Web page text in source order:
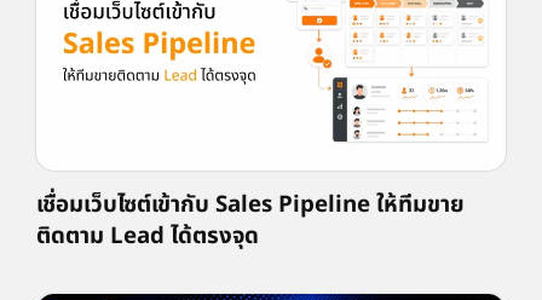
เชื่อมเว็บไซต์เข้ากับ Sales Pipeline ให้ทีมขาย
ติดตาม Lead ได้ตรงจุด